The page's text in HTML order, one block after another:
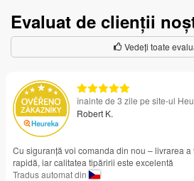
Evaluat de clienții
Vedeți toate
înainte de 3 zile pe site-ul
Robert K.
Cu siguranță voi comanda din nou – livrarea
rapidă, iar calitatea tipăririi este excelentă
Tradus automat din